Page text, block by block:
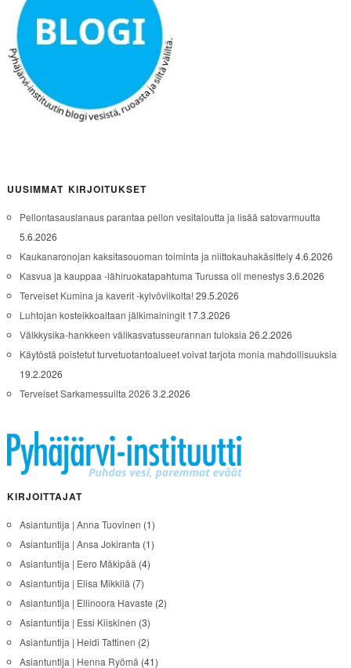
UUSIMMAT KIRJOITUKSET
Pellontasauslanaus parantaa pellon vesitaloutta ja lisää satovarmuutta
5.6.2026
Kaukanaronojan kaksitasouoman toiminta ja niittokauhakäsittely4.6.2026
Kasvua ja kauppaa -lähiruokatapahtuma Turussa oli menestys3.6.2026
Terveiset Kumina ja kaverit -kylvöviikolta!29.5.2026
Luhtojan kosteikkoaltaan jälkimainingit 17.3.2026
Välkkysika-hankkeen välikasvatusseurannan tuloksia 26.2.2026
Käytöstä poistetut turvetuotantoalueet voivat tarjota monia mahdollisuuksia
19.2.2026
Terveiset Sarkamessuilta 2026 3.2.2026
KIRJOITTAJAT
Asiantuntija | Anna Tuovinen (1)
Asiantuntija | Ansa Jokiranta (1)
Asiantuntija | Eero Mäkipää (4)
Asiantuntija | Elisa Mikkilä (7)
Asiantuntija | Ellinoora Havaste (2)
Asiantuntija | Essi Kiiskinen (3)
Asiantuntija | Heidi Tattinen (2)
Asiantuntija | Henna Ryömä (41)